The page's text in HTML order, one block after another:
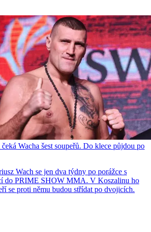
Wacha šest soupeřů. Do klece půjdou po
Wach se jen dva týdny po porážce s
do PRIME SHOW MMA. V Koszalinu ho
se proti němu budou střídat po dvojicích.